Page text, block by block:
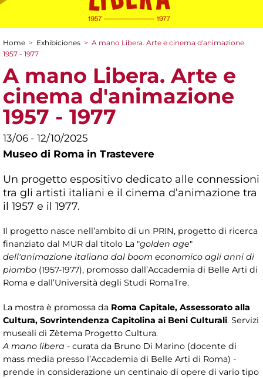
You are here
Home > Exhibiciones > A mano Libera. Arte e cinema d'animazione
1957 - 1977
A mano Libera. Arte e
cinema d'animazione
1957 - 1977
13/06 - 12/10/2025
Museo di Roma in Trastevere
Un progetto espositivo dedicato alle connessioni
tra gli artisti italiani e il cinema d’animazione tra
il 1957 e il 1977.
Il progetto nasce nell’ambito di un PRIN, progetto di ricerca
finanziato dal MUR dal titolo La "golden age"
dell'animazione italiana dal boom economico agli anni di
piombo (1957-1977), promosso dall’Accademia di Belle Arti di
Roma e dall’Università degli Studi RomaTre.
La mostra è promossa da Roma Capitale, Assessorato alla
Cultura, Sovrintendenza Capitolina ai Beni Culturali. Servizi
museali di Zètema Progetto Cultura.
A mano libera - curata da Bruno Di Marino (docente di
mass media presso l’Accademia di Belle Arti di Roma) -
prende in considerazione un centinaio di opere di vario tipo